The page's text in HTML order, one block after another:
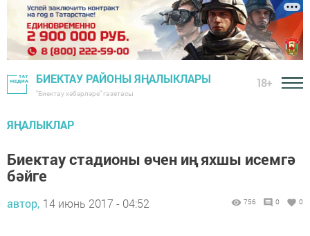
БИЕКТАУ РАЙОНЫ ЯҢАЛЫКЛАРЫ
"Биектау хәбәрләре" газетасы
18+
ЯҢАЛЫКЛАР
Биектау стадионы өчен иң яхшы исемгә
бәйге
автор, 14 июнь 2017 - 04:52 756 0 0